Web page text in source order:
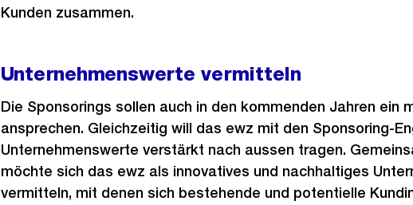
Kunden zusammen.
Unternehmenswerte vermitteln
Die Sponsorings sollen auch in den kommenden Jahren ein
ansprechen. Gleichzeitig will das ewz mit den Sponsoring-
Unternehmenswerte verstärkt nach aussen tragen.
möchte sich das ewz als innovatives und nachhaltiges
vermitteln, mit denen sich bestehende und potentielle